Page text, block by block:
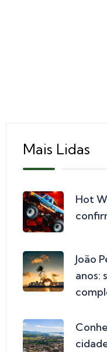
Mais Lidas
Hot
João
anos: